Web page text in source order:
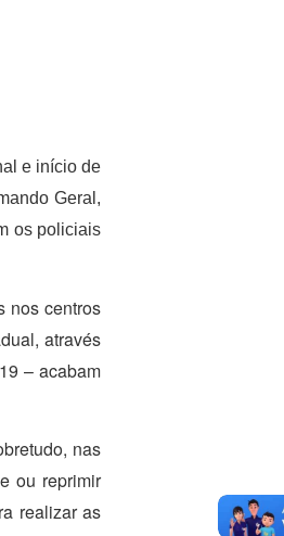
e início de
Geral,
os policiais
nos centros
através
– acabam
nas
ou reprimir
realizar as